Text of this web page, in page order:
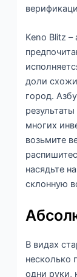
Keno Blitz
доли
город.
многих
возьмите
насядьте
склонную
В видах
несколько
одни руки,